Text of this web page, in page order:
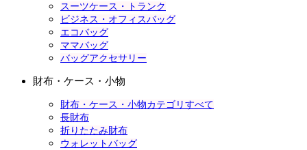
スーツケース・トランク
ビジネス・オフィスバッグ
エコバッグ
ママバッグ
バッグアクセサリー
財布・ケース・小物
財布・ケース・小物カテゴリすべて
長財布
折りたたみ財布
ウォレットバッグ